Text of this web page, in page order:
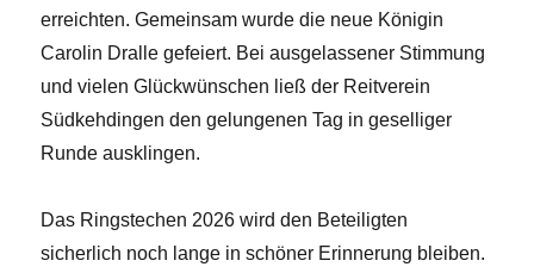
erreichten. Gemeinsam wurde die neue Königin
Carolin Dralle gefeiert. Bei ausgelassener Stimmung
und vielen Glückwünschen ließ der Reitverein
Südkehdingen den gelungenen Tag in geselliger
Runde ausklingen.
Das Ringstechen 2026 wird den Beteiligten
sicherlich noch lange in schöner Erinnerung bleiben.